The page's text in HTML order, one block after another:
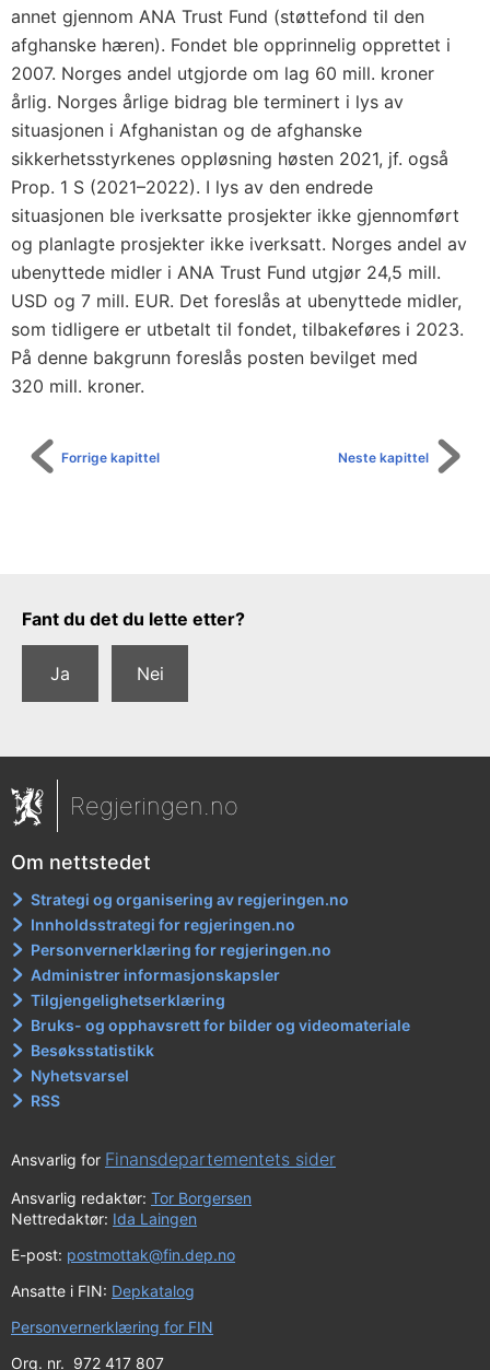
annet gjennom ANA Trust Fund (støttefond til den
afghanske hæren). Fondet ble opprinnelig opprettet i
2007. Norges andel utgjorde om lag 60 mill. kroner
årlig. Norges årlige bidrag ble terminert i lys av
situasjonen i Afghanistan og de afghanske
sikkerhetsstyrkenes oppløsning høsten 2021, jf. også
Prop. 1 S (2021–2022). I lys av den endrede
situasjonen ble iverksatte prosjekter ikke gjennomført
og planlagte prosjekter ikke iverksatt. Norges andel av
ubenyttede midler i ANA Trust Fund utgjør 24,5 mill.
USD og 7 mill. EUR. Det foreslås at ubenyttede midler,
som tidligere er utbetalt til fondet, tilbakeføres i 2023.
På denne bakgrunn foreslås posten bevilget med
320 mill. kroner.
Neste kapittel
Forrige kapittel
Tilbakemeldingsskjema
Fant du det du lette etter?
Ja Nei
Regjeringen.no
Om nettstedet
Strategi og organisering av regjeringen.no
Innholdsstrategi for regjeringen.no
Personvernerklæring for regjeringen.no
Administrer informasjonskapsler
Tilgjengelighetserklæring
Bruks- og opphavsrett for bilder og videomateriale
Besøksstatistikk
Nyhetsvarsel
RSS
Ansvarlig for Finansdepartementets sider
Ansvarlig redaktør: Tor Borgersen
Nettredaktør: Ida Laingen
E-post: postmottak@fin.dep.no
Ansatte i FIN: Depkatalog
Personvernerklæring for FIN
Org. nr. 972 417 807